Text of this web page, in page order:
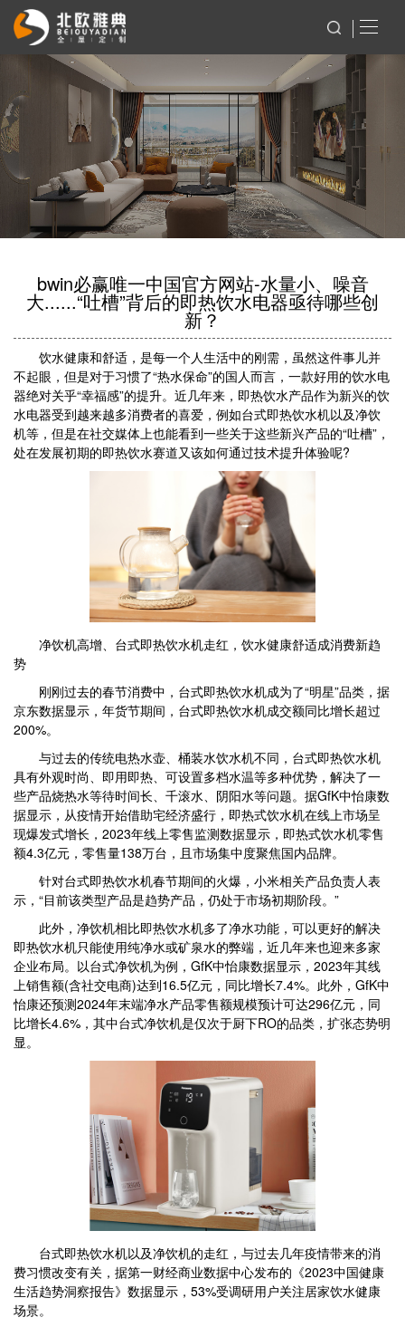
bwin必赢唯一中国官方网站-水量小、噪音
大......“吐槽”背后的即热饮水电器亟待哪些创
新？
饮水健康和舒适，是每一个人生活中的刚需，虽然这件事儿并
不起眼，但是对于习惯了“热水保命”的国人而言，一款好用的饮水电
器绝对关乎“幸福感”的提升。近几年来，即热饮水产品作为新兴的饮
水电器受到越来越多消费者的喜爱，例如台式即热饮水机以及净饮
机等，但是在社交媒体上也能看到一些关于这些新兴产品的“吐槽”，
处在发展初期的即热饮水赛道又该如何通过技术提升体验呢?
净饮机高增、台式即热饮水机走红，饮水健康舒适成消费新趋
势
刚刚过去的春节消费中，台式即热饮水机成为了“明星”品类，据
京东数据显示，年货节期间，台式即热饮水机成交额同比增长超过
200%。
与过去的传统电热水壶、桶装水饮水机不同，台式即热饮水机
具有外观时尚、即用即热、可设置多档水温等多种优势，解决了一
些产品烧热水等待时间长、千滚水、阴阳水等问题。据GfK中怡康数
据显示，从疫情开始借助宅经济盛行，即热式饮水机在线上市场呈
现爆发式增长，2023年线上零售监测数据显示，即热式饮水机零售
额4.3亿元，零售量138万台，且市场集中度聚焦国内品牌。
针对台式即热饮水机春节期间的火爆，小米相关产品负责人表
示，“目前该类型产品是趋势产品，仍处于市场初期阶段。”
此外，净饮机相比即热饮水机多了净水功能，可以更好的解决
即热饮水机只能使用纯净水或矿泉水的弊端，近几年来也迎来多家
企业布局。以台式净饮机为例，GfK中怡康数据显示，2023年其线
上销售额(含社交电商)达到16.5亿元，同比增长7.4%。此外，GfK中
怡康还预测2024年末端净水产品零售额规模预计可达296亿元，同
比增长4.6%，其中台式净饮机是仅次于厨下RO的品类，扩张态势明
显。
台式即热饮水机以及净饮机的走红，与过去几年疫情带来的消
费习惯改变有关，据第一财经商业数据中心发布的《2023中国健康
生活趋势洞察报告》数据显示，53%受调研用户关注居家饮水健康
场景。